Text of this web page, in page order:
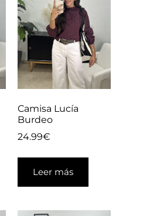
Camisa Lucía
Burdeo
24.99€
Leer más